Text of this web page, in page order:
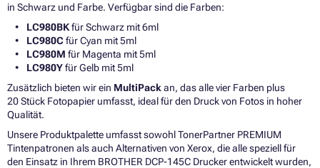
in Schwarz und Farbe. Verfügbar sind die Farben:
LC980BKfür Schwarz mit 6ml
LC980C für Cyan mit 5ml
LC980M für Magenta mit 5ml
LC980Yfür Gelb mit 5ml
Zusätzlich bieten wir ein MultiPack an, das alle vier Farben plus
20 Stück Fotopapier umfasst, ideal für den Druck von Fotos in hoher
Qualität.
Unsere Produktpalette umfasst sowohl TonerPartner PREMIUM
Tintenpatronen als auch Alternativen von Xerox, die alle speziell für
den Einsatz in Ihrem BROTHER DCP-145C Drucker entwickelt wurden,